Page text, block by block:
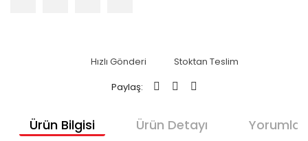
Hızlı Gönderi
Stoktan Teslim
Paylaş:
Ürün Bilgisi Ürün Detayı Yorumlar